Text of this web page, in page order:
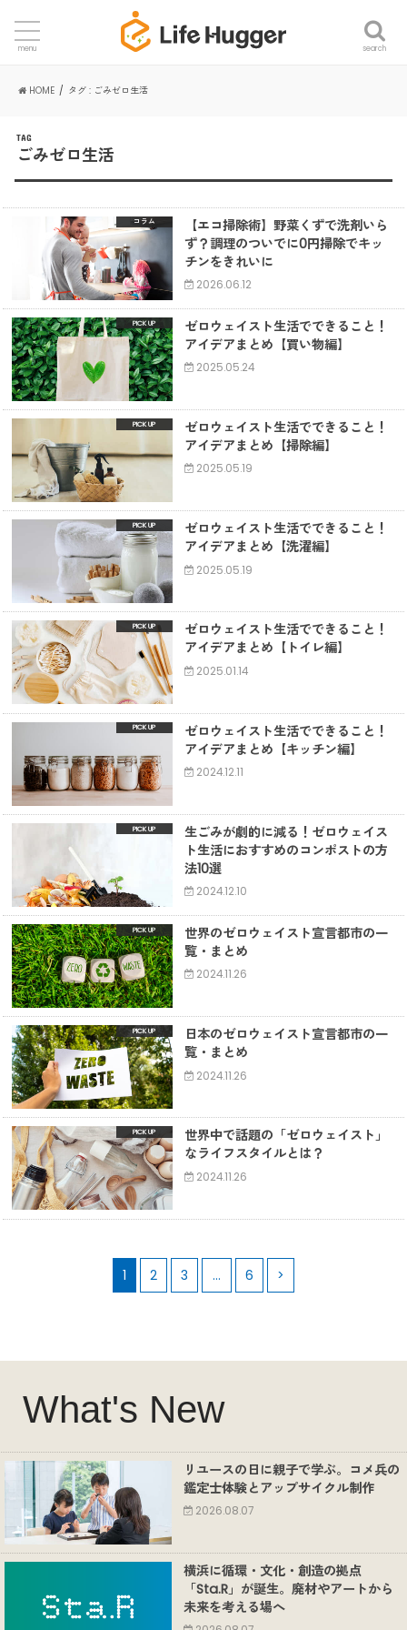
search
menu
HOME タグ : ごみゼロ生活
TAG
ごみゼロ生活
コラム
【エコ掃除術】野菜くずで洗剤いら
ず？調理のついでに0円掃除でキッ
チンをきれいに
2026.06.12
ゼロウェイスト生活でできること！
アイデアまとめ【買い物編】
2025.05.24
ゼロウェイスト生活でできること！
アイデアまとめ【掃除編】
2025.05.19
ゼロウェイスト生活でできること！
アイデアまとめ【洗濯編】
2025.05.19
ゼロウェイスト生活でできること！
アイデアまとめ【トイレ編】
2025.01.14
ゼロウェイスト生活でできること！
アイデアまとめ【キッチン編】
2024.12.11
生ごみが劇的に減る！ゼロウェイス
ト生活におすすめのコンポストの方
法10選
2024.12.10
世界のゼロウェイスト宣言都市の一
覧・まとめ
2024.11.26
日本のゼロウェイスト宣言都市の一
覧・まとめ
2024.11.26
世界中で話題の「ゼロウェイスト」
なライフスタイルとは？
2024.11.26
1 2 3 … 6 >
What's New
リユースの日に親子で学ぶ。コメ兵の
鑑定士体験とアップサイクル制作
2026.08.07
横浜に循環・文化・創造の拠点
「Sta.R」が誕生。廃材やアートから
未来を考える場へ